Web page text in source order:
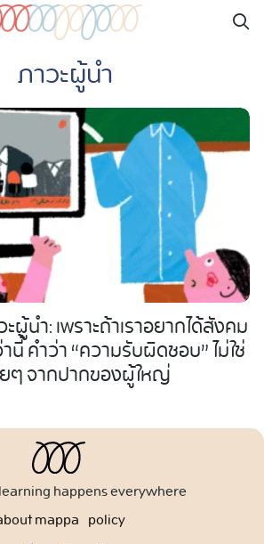
ภาวะผู้นำ
ผู้นำ: เพราะถ้าเราอยากได้สังคม
นี้ คำว่า “ความรับผิดชอบ” ไม่ใช่
จากปากของผู้ใหญ่
happens everywhere
mappa policy